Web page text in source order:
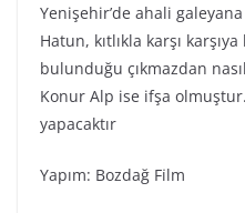
Yenişehir’de ahali
Hatun, kıtlıkla karşı
bulunduğu çıkmazdan
Konur Alp ise ifşa
yapacaktır
Yapım: Bozdağ Fi̇lm